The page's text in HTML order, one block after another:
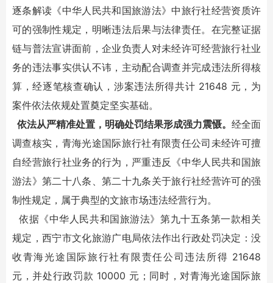
逐条解读《中华人民共和国旅游法》中旅行社经营资质许
可的强制性规定，明晰违法后果与法律责任。在完整证据
链与普法宣讲面前，企业负责人对未经许可经营旅行社业
务的违法事实供认不讳，主动配合调查并完成违法所得核
算，经逐笔核查确认，涉案违法所得共计 21648 元，为
案件依法依规处置奠定坚实基础。
依法从严精准处置，明确处罚结果形成强力震慑。 经全面
调查核实，青海光途国际旅行社有限责任公司未经许可擅
自经营旅行社业务的行为，严重违反《中华人民共和国旅
游法》第二十八条、第二十九条关于旅行社经营许可的强
制性规定，属于典型的文旅市场违法经营行为。
依据《中华人民共和国旅游法》第九十五条第一款相关
规定，西宁市文化旅游广电局依法作出行政处罚决定：没
收青海光途国际旅行社有限责任公司违法所得 21648
元，并处行政罚款 10000 元；同时，对青海光途国际旅